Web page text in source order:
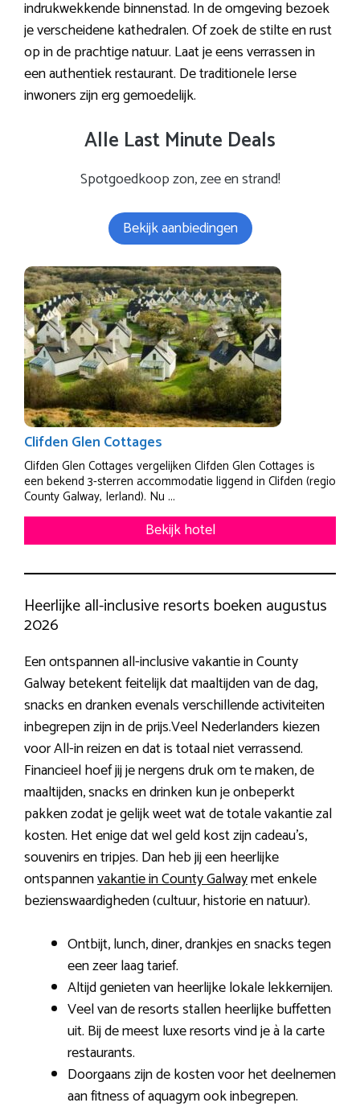
indrukwekkende binnenstad. In de omgeving bezoek
je verscheidene kathedralen. Of zoek de stilte en rust
op in de prachtige natuur. Laat je eens verrassen in
een authentiek restaurant. De traditionele Ierse
inwoners zijn erg gemoedelijk.
Alle Last Minute Deals
Spotgoedkoop zon, zee en strand!
Bekijk aanbiedingen
Clifden Glen Cottages
Clifden Glen Cottages vergelijken Clifden Glen Cottages is
een bekend 3-sterren accommodatie liggend in Clifden (regio
County Galway, Ierland). Nu ...
Bekijk hotel
Heerlijke all-inclusive resorts boeken augustus
2026
Een ontspannen all-inclusive vakantie in County
Galway betekent feitelijk dat maaltijden van de dag,
snacks en dranken evenals verschillende activiteiten
inbegrepen zijn in de prijs.Veel Nederlanders kiezen
voor All-in reizen en dat is totaal niet verrassend.
Financieel hoef jij je nergens druk om te maken, de
maaltijden, snacks en drinken kun je onbeperkt
pakken zodat je gelijk weet wat de totale vakantie zal
kosten. Het enige dat wel geld kost zijn cadeau’s,
souvenirs en tripjes. Dan heb jij een heerlijke
ontspannenvakantie in County Galwaymet enkele
bezienswaardigheden (cultuur, historie en natuur).
Ontbijt, lunch, diner, drankjes en snacks tegen
een zeer laag tarief.
Altijd genieten van heerlijke lokale lekkernijen.
Veel van de resorts stallen heerlijke buffetten
uit. Bij de meest luxe resorts vind je à la carte
restaurants.
Doorgaans zijn de kosten voor het deelnemen
aan fitness of aquagym ook inbegrepen.